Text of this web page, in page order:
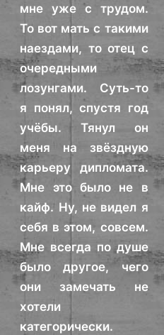
мне уже с трудом.
То вот мать с такими
наездами, то отец с
очередными
лозунгами. Суть-то
я понял, спустя год
учёбы. Тянул он
меня на звёздную
карьеру дипломата.
Мне это было не в
кайф. Ну, не видел я
себя в этом, совсем.
Мне всегда по душе
было другое, чего
они замечать не
хотели
категорически.